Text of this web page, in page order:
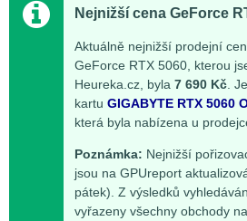
Nejnižší cena GeForce
Aktuálně nejnižší prodejní
GeForce RTX 5060, kterou
Heureka.cz, byla 7 690 Kč .
kartu GIGABYTE RTX 5060
která byla nabízena u
Poznámka: Nejnižší
jsou na GPUreport
pátek). Z výsledků
vyřazeny všechny obchody